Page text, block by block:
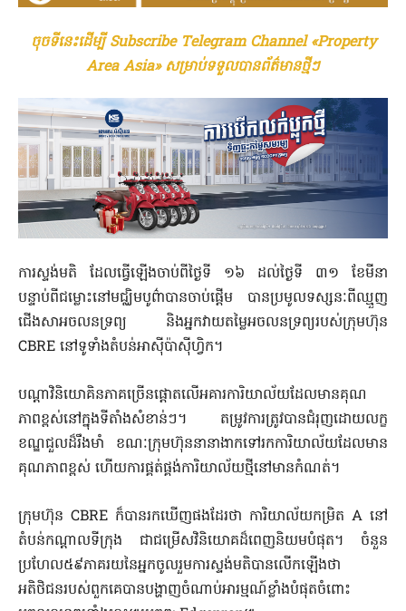
ចុចទីនេះដើម្បី Subscribe Telegram Channel «Property
Area Asia» សម្រាប់ទទួលបានព័ត៌មានថ្មីៗ
ការស្ទង់មតិ ដែលធ្វើឡើងចាប់ពីថ្ងៃទី ១៦ ដល់ថ្ងៃទី ៣១ ខែមីនា
បន្ទាប់ពីជម្លោះនៅមជ្ឈិមបូព៌ាបានចាប់ផ្តើម បានប្រមូលទស្សនៈពីឈ្មួញ
ជើងសាអចលនទ្រព្យ និងអ្នកវាយតម្លៃអចលនទ្រព្យរបស់ក្រុមហ៊ុន
CBRE នៅទូទាំងតំបន់អាស៊ីប៉ាស៊ីហ្វិក។
បណ្តាវិនិយោគិនភាគច្រើនផ្តោតលើអគារការិយាល័យដែលមានគុណ
ភាពខ្ពស់នៅក្នុងទីតាំងសំខាន់ៗ។ តម្រូវការត្រូវបានជំរុញដោយលក្ខ
ខណ្ឌជួលដ៏រឹងមាំ ខណៈក្រុមហ៊ុននានាងាកទៅរកការិយាល័យដែលមាន
គុណភាពខ្ពស់ ហើយការផ្គត់ផ្គង់ការិយាល័យថ្មីនៅមានកំណត់។
ក្រុមហ៊ុន CBRE ក៏បានរកឃើញផងដែរថា ការិយាល័យកម្រិត A នៅ
តំបន់កណ្តាលទីក្រុង ជាជម្រើសវិនិយោគដ៏ពេញនិយមបំផុត។ ចំនួន
ប្រហែល៥៩ភាគរយនៃអ្នកចូលរួមការស្ទង់មតិបានលើកឡើងថា
អតិថិជនរបស់ពួកគេបានបង្ហាញចំណាប់អារម្មណ៍ខ្លាំងបំផុតចំពោះ